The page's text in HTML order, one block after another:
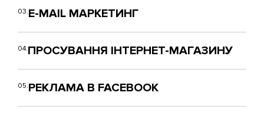
03.E-MAIL МАРКЕТИНГ
04.ПРОСУВАННЯ ІНТЕРНЕТ-МАГАЗИНУ
05.РЕКЛАМА В FACEBOOK